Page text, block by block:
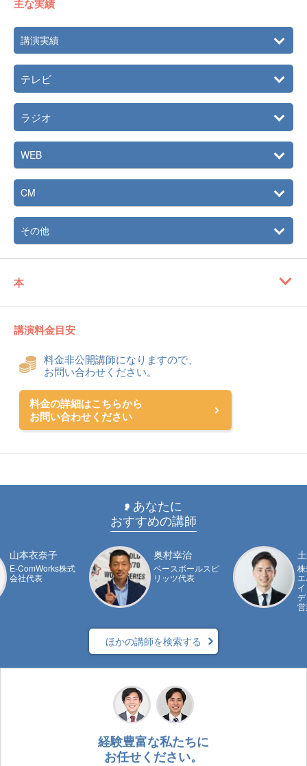
主な実績
講演実績
テレビ
ラジオ
WEB
CM
その他
本
講演料金目安
料金非公開講師になりますので、
お問い合わせください。
料金の詳細はこちらから
お問い合わせください
あなたに
おすすめの講師
山本衣奈子
E-ComWorks株式
会社代表
奥村幸治
ベースボールスピ
リッツ代表
ほかの講師を検索する
経験豊富な私たちに
お任せください。